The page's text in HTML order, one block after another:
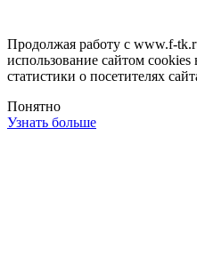
Продолжая работу с www.f-
использование сайтом cookies
статистики о посетителях
Понятно
Узнать больше